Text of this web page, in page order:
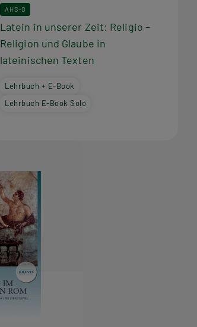
AHS-O
Latein in unserer Zeit: Religio –
Religion und Glaube in
lateinischen Texten
Lehrbuch + E-Book
Lehrbuch E-Book Solo